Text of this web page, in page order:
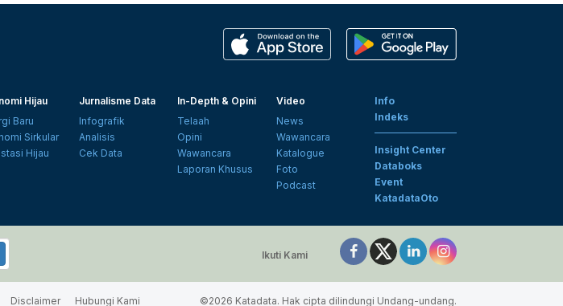
Hijau
Baru
Sirkular
Hijau
Jurnalisme Data
Infografik
Analisis
Cek Data
In-Depth & Opini
Telaah
Opini
Wawancara
Laporan Khusus
Video
News
Wawancara
Katalogue
Foto
Podcast
Info
Indeks
Insight Center
Databoks
Event
KatadataOto
Ikuti Kami
Disclaimer Hubungi Kami ©2026 Katadata. Hak cipta dilindungi Undang-undang.